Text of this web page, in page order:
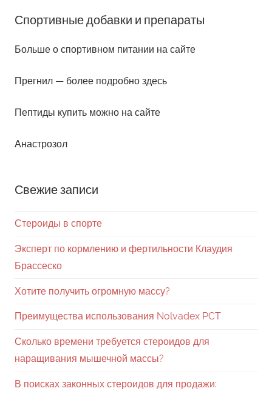
Спортивные добавки и препараты
Больше о спортивном питании на сайте
Прегнил — более подробно здесь
Пептиды купить можно на сайте
Анастрозол
Свежие записи
Стероиды в спорте
Эксперт по кормлению и фертильности Клаудия
Брассеско
Хотите получить огромную массу?
Преимущества использования Nolvadex PCT
Сколько времени требуется стероидов для
наращивания мышечной массы?
В поисках законных стероидов для продажи: